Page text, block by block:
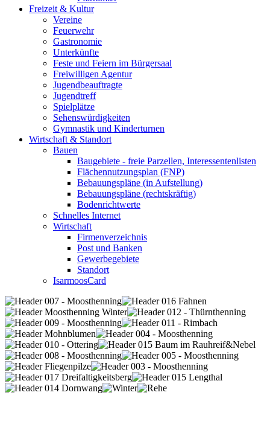
Freizeit & Kultur
Vereine
Feuerwehr
Gastronomie
Unterkünfte
Feste und Feiern im Bürgersaal
Freiwilligen Agentur
Jugendbeauftragte
Jugendtreff
Spielplätze
Sehenswürdigkeiten
Gymnastik und Kinderturnen
Wirtschaft & Standort
Bauen
Baugebiete - freie Parzellen, Interessentenlisten
Flächennutzungsplan (FNP)
Bebauungspläne (in Aufstellung)
Bebauungspläne (rechtskräftig)
Bodenrichtwerte
Schnelles Internet
Wirtschaft
Firmenverzeichnis
Post und Banken
Gewerbegebiete
Standort
IsarmoosCard